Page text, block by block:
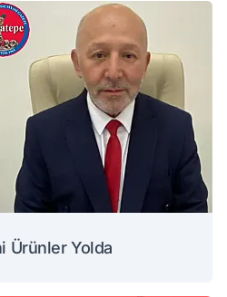
Ürünler Yolda